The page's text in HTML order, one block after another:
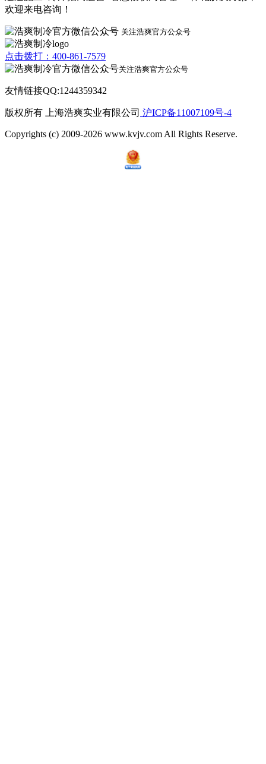
欢迎来电咨询！
关注浩爽官方公众号
点击拨打：400-861-7579
关注浩爽官方公众号
友情链接QQ:1244359342
版权所有 上海浩爽实业有限公司 沪ICP备11007109号-4
Copyrights (c) 2009-2026 www.kvjv.com All Rights Reserve.